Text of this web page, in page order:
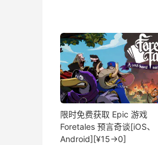
限时免费获取 Epic 游戏
Foretales 预言奇谈[iOS、
Android][¥15→0]